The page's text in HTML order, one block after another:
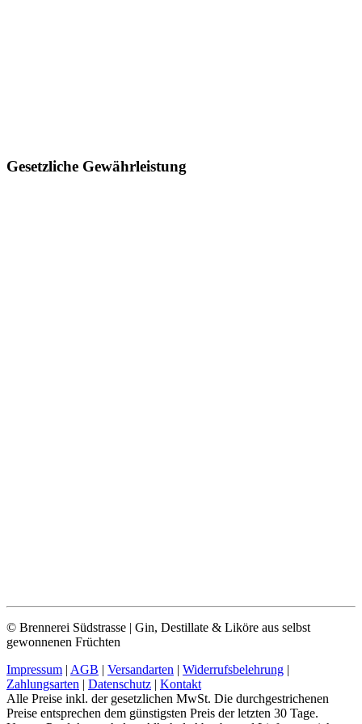
Gesetzliche Gewährleistung
© Brennerei Südstrasse | Gin, Destillate & Liköre aus selbst
gewonnenen Früchten
Impressum | AGB | Versandarten | Widerrufsbelehrung |
Zahlungsarten | Datenschutz | Kontakt
Alle Preise inkl. der gesetzlichen MwSt. Die durchgestrichenen
Preise entsprechen dem günstigsten Preis der letzten 30 Tage.